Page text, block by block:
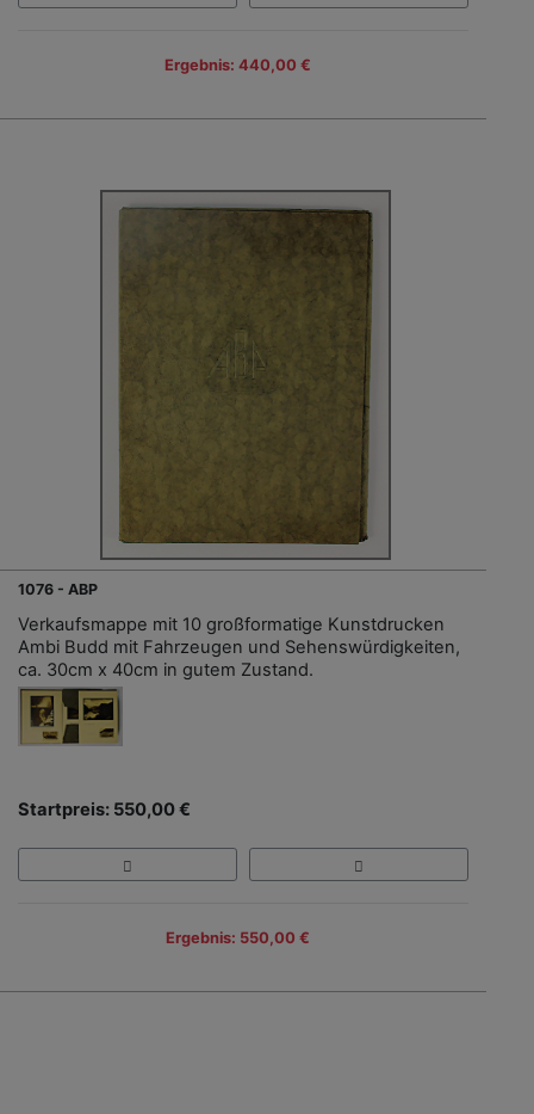
Ergebnis: 440,00 €
1076 - ABP
Verkaufsmappe mit 10 großformatige Kunstdrucken
Ambi Budd mit Fahrzeugen und Sehenswürdigkeiten,
ca. 30cm x 40cm in gutem Zustand.
Startpreis: 550,00 €
Ergebnis: 550,00 €